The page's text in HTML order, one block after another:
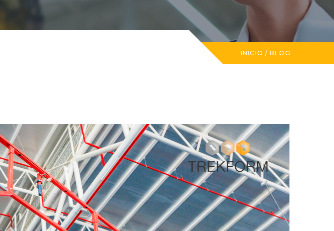
INICIO / BLOG